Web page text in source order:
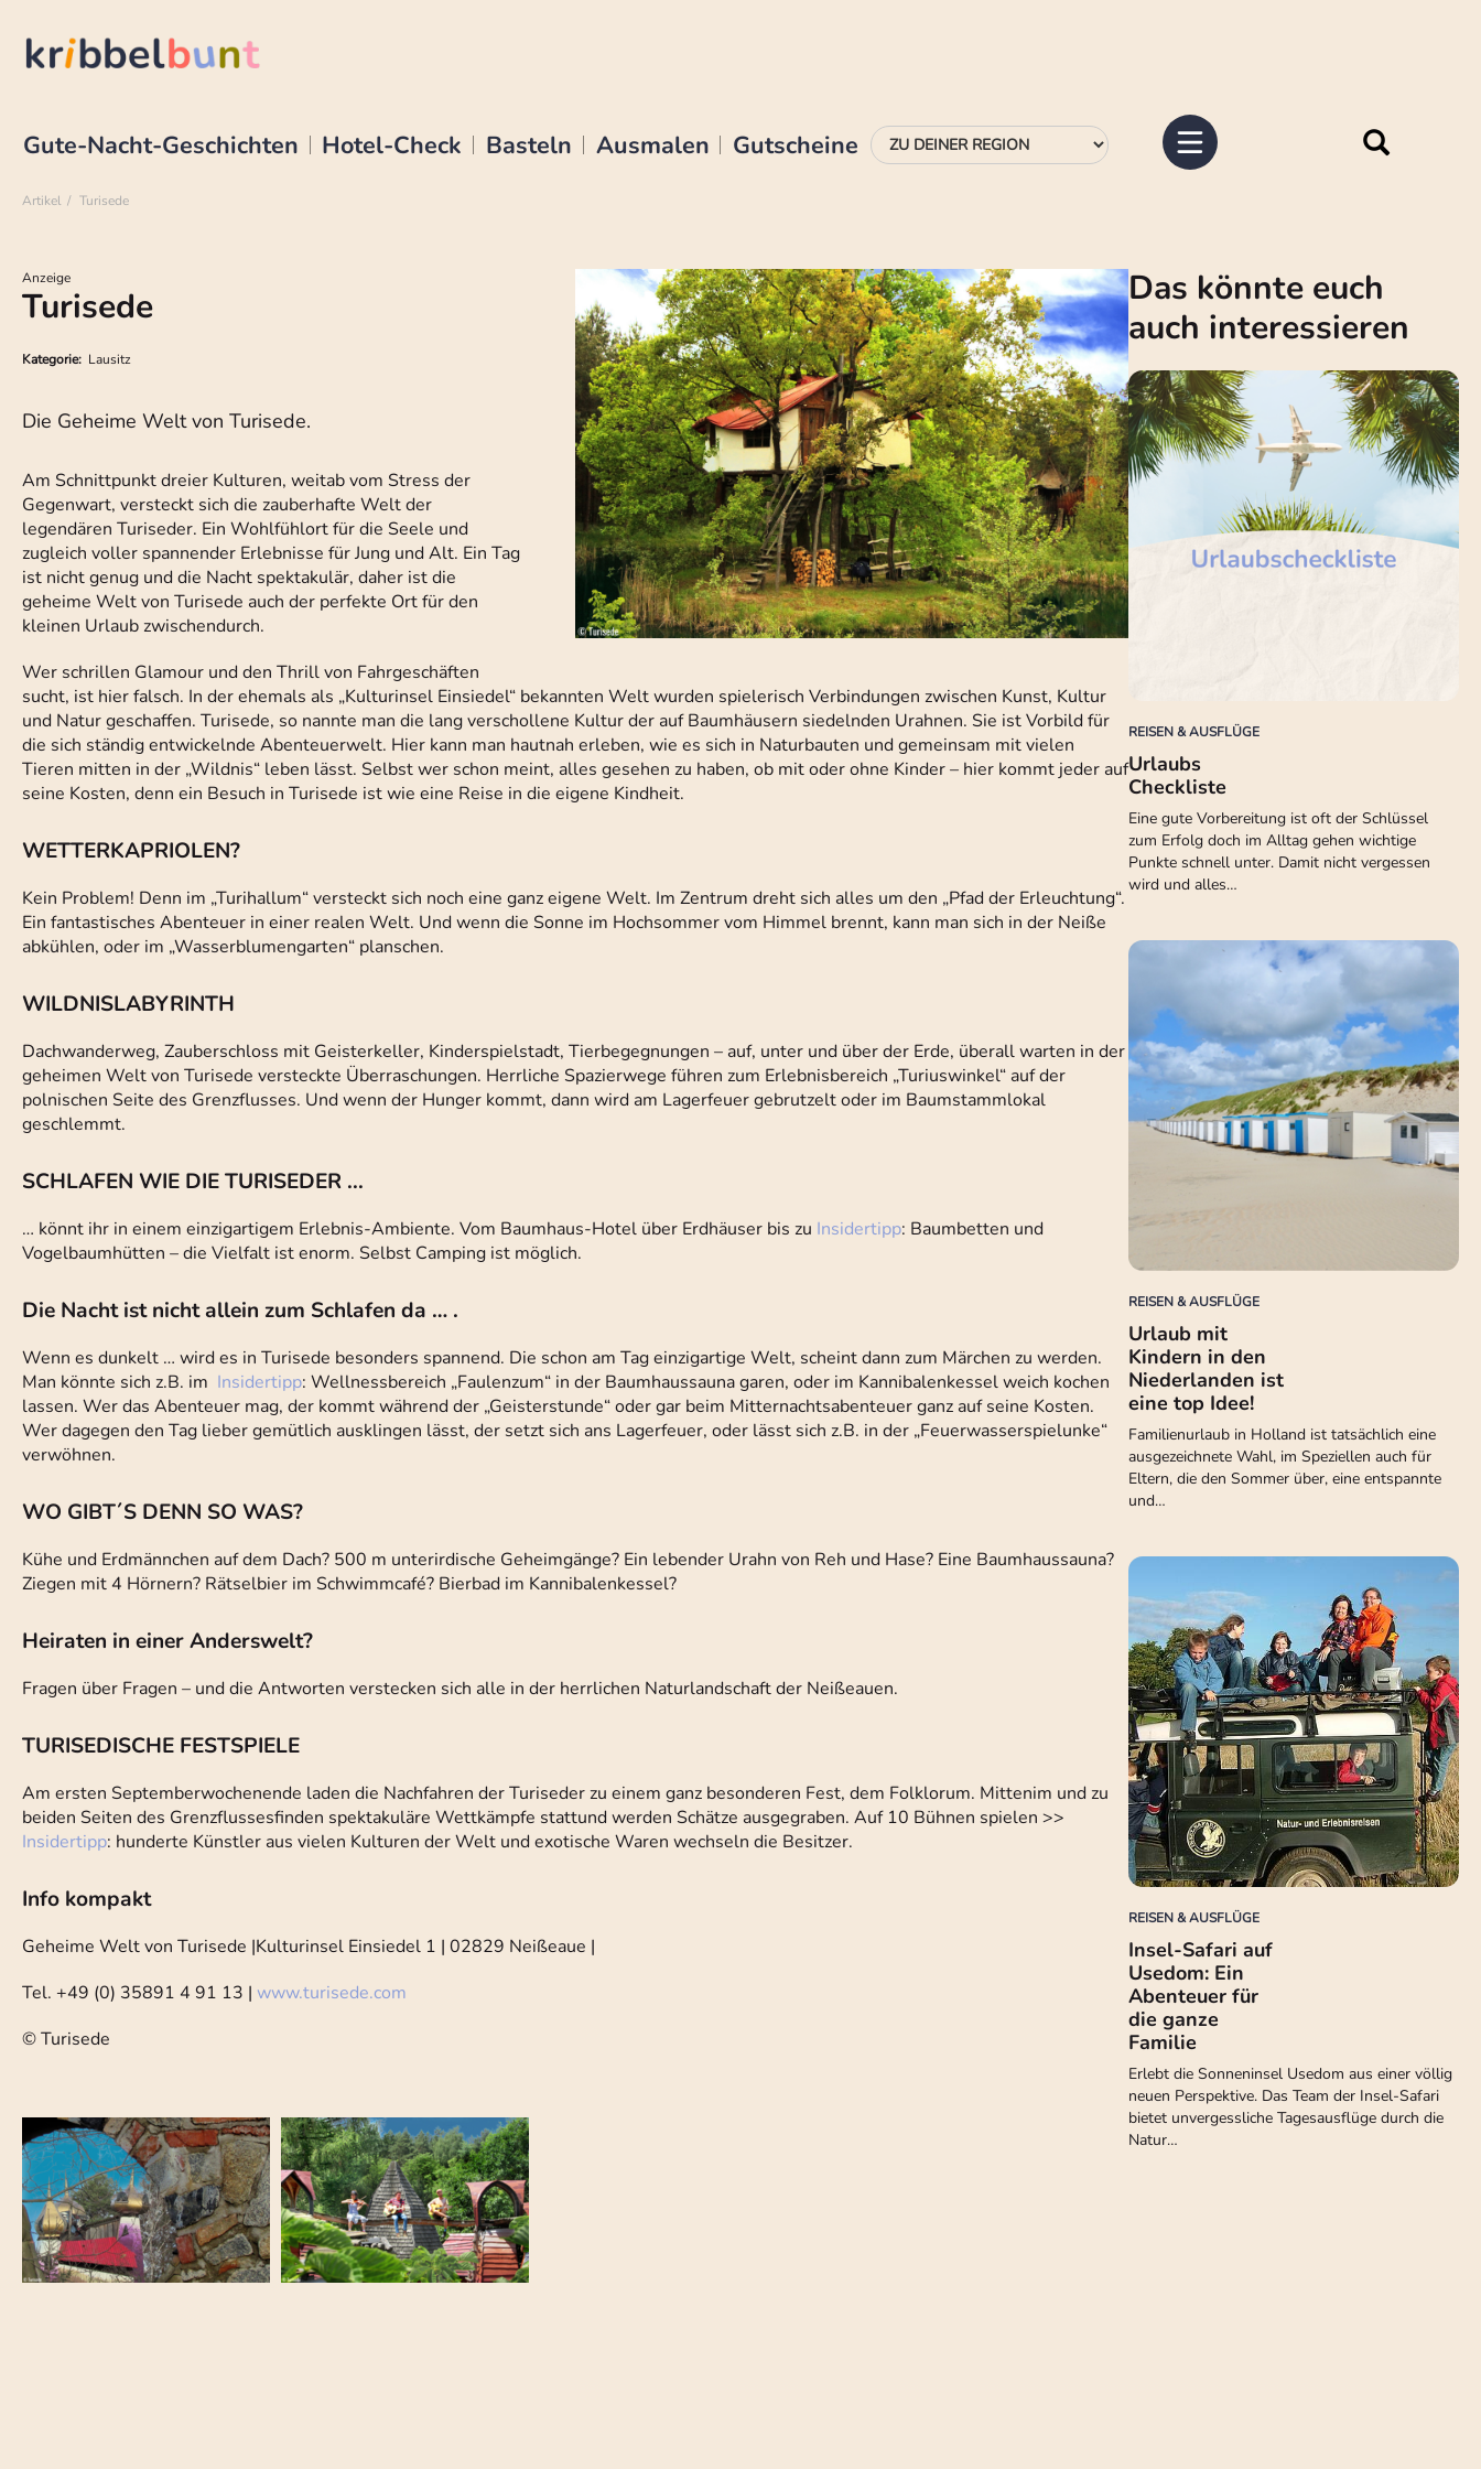
Gute-Nacht-Geschichten Hotel-Check Basteln Ausmalen Gutscheine
Artikel Turisede
Anzeige
Turisede
Kategorie: Lausitz
Die Geheime Welt von Turisede.
Am Schnittpunkt dreier Kulturen, weitab vom Stress der
Gegenwart, versteckt sich die zauberhafte Welt der
legendären Turiseder. Ein Wohlfühlort für die Seele und
zugleich voller spannender Erlebnisse für Jung und Alt. Ein Tag
ist nicht genug und die Nacht spektakulär, daher ist die
geheime Welt von Turisede auch der perfekte Ort für den
kleinen Urlaub zwischendurch.
Wer schrillen Glamour und den Thrill von Fahrgeschäften
sucht, ist hier falsch. In der ehemals als „Kulturinsel Einsiedel“ bekannten Welt wurden spielerisch Verbindungen zwischen Kunst, Kultur
und Natur geschaffen. Turisede, so nannte man die lang verschollene Kultur der auf Baumhäusern siedelnden Urahnen. Sie ist Vorbild für
die sich ständig entwickelnde Abenteuerwelt. Hier kann man hautnah erleben, wie es sich in Naturbauten und gemeinsam mit vielen
Tieren mitten in der „Wildnis“ leben lässt. Selbst wer schon meint, alles gesehen zu haben, ob mit oder ohne Kinder – hier kommt jeder auf
seine Kosten, denn ein Besuch in Turisede ist wie eine Reise in die eigene Kindheit.
WETTERKAPRIOLEN?
Kein Problem! Denn im „Turihallum“ versteckt sich noch eine ganz eigene Welt. Im Zentrum dreht sich alles um den „Pfad der Erleuchtung“.
Ein fantastisches Abenteuer in einer realen Welt. Und wenn die Sonne im Hochsommer vom Himmel brennt, kann man sich in der Neiße
abkühlen, oder im „Wasserblumengarten“ planschen.
WILDNISLABYRINTH
Dachwanderweg, Zauberschloss mit Geisterkeller, Kinderspielstadt, Tierbegegnungen – auf, unter und über der Erde, überall warten in der
geheimen Welt von Turisede versteckte Überraschungen. Herrliche Spazierwege führen zum Erlebnisbereich „Turiuswinkel“ auf der
polnischen Seite des Grenzflusses. Und wenn der Hunger kommt, dann wird am Lagerfeuer gebrutzelt oder im Baumstammlokal
geschlemmt.
SCHLAFEN WIE DIE TURISEDER ...
… könnt ihr in einem einzigartigem Erlebnis-Ambiente. Vom Baumhaus-Hotel über Erdhäuser bis zu Insidertipp: Baumbetten und
Vogelbaumhütten – die Vielfalt ist enorm. Selbst Camping ist möglich.
Die Nacht ist nicht allein zum Schlafen da … .
Wenn es dunkelt … wird es in Turisede besonders spannend. Die schon am Tag einzigartige Welt, scheint dann zum Märchen zu werden.
Man könnte sich z.B. im Insidertipp: Wellnessbereich „Faulenzum“ in der Baumhaussauna garen, oder im Kannibalenkessel weich kochen
lassen. Wer das Abenteuer mag, der kommt während der „Geisterstunde“ oder gar beim Mitternachtsabenteuer ganz auf seine Kosten.
Wer dagegen den Tag lieber gemütlich ausklingen lässt, der setzt sich ans Lagerfeuer, oder lässt sich z.B. in der „Feuerwasserspielunke“
verwöhnen.
WO GIBT´S DENN SO WAS?
Kühe und Erdmännchen auf dem Dach? 500 m unterirdische Geheimgänge? Ein lebender Urahn von Reh und Hase? Eine Baumhaussauna?
Ziegen mit 4 Hörnern? Rätselbier im Schwimmcafé? Bierbad im Kannibalenkessel?
Heiraten in einer Anderswelt?
Fragen über Fragen – und die Antworten verstecken sich alle in der herrlichen Naturlandschaft der Neißeauen.
TURISEDISCHE FESTSPIELE
Am ersten Septemberwochenende laden die Nachfahren der Turiseder zu einem ganz besonderen Fest, dem Folklorum. Mittenim und zu
beiden Seiten des Grenzflussesfinden spektakuläre Wettkämpfe stattund werden Schätze ausgegraben. Auf 10 Bühnen spielen >>
Insidertipp: hunderte Künstler aus vielen Kulturen der Welt und exotische Waren wechseln die Besitzer.
Info kompakt
Geheime Welt von Turisede |Kulturinsel Einsiedel 1 | 02829 Neißeaue |
Tel. +49 (0) 35891 4 91 13 | www.turisede.com
© Turisede
Das könnte euch
auch interessieren
REISEN & AUSFLÜGE
Urlaubs
Checkliste
Eine gute Vorbereitung ist oft der Schlüssel
zum Erfolg doch im Alltag gehen wichtige
Punkte schnell unter. Damit nicht vergessen
wird und alles…
REISEN & AUSFLÜGE
Urlaub mit
Kindern in den
Niederlanden ist
eine top Idee!
Familienurlaub in Holland ist tatsächlich eine
ausgezeichnete Wahl, im Speziellen auch für
Eltern, die den Sommer über, eine entspannte
und…
REISEN & AUSFLÜGE
Insel-Safari auf
Usedom: Ein
Abenteuer für
die ganze
Familie
Erlebt die Sonneninsel Usedom aus einer völlig
neuen Perspektive. Das Team der Insel-Safari
bietet unvergessliche Tagesausflüge durch die
Natur…